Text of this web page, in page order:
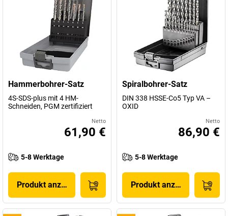
Hammerbohrer-Satz
4S-SDS-plus mit 4 HM-
Schneiden, PGM zertifiziert
Netto
61,90 €
5-8 Werktage
Produkt anzeigen
Spiralbohrer-Satz
DIN 338 HSSE-Co5 Typ VA –
OXID
Netto
86,90 €
5-8 Werktage
Produkt anzeigen